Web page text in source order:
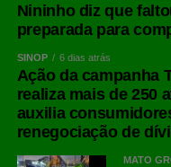
Nininho diz que
preparada para
SINOP 6 dias atrás
Ação da campanha
realiza mais de 250
auxilia
renegociação de
MATO